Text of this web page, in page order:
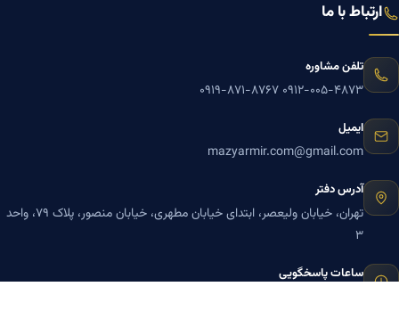
ارتباط با ما
تلفن مشاوره
۰۹۱۲-۰۰۵-۴۸۷۳ ۰۹۱۹-۸۷۱-۸۷۶۷
ایمیل
mazyarmir.com@gmail.com
آدرس دفتر
تهران، خیابان ولیعصر، ابتدای خیابان مطهری، خیابان منصور، پلاک ۷۹، واحد
۳
ساعات پاسخگویی